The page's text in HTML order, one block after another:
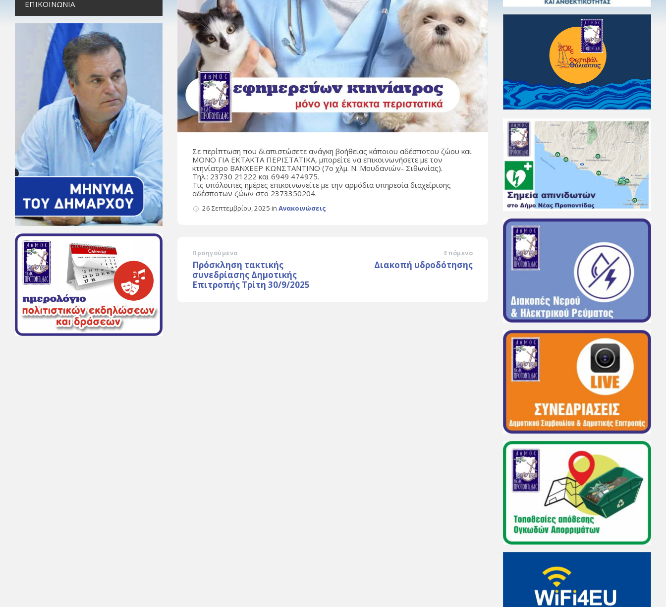
Σε περίπτωση που διαπιστώσετε ανάγκη βοήθειας κάποιου αδέσποτου ζώου και
ΜΟΝΟ ΓΙΑ ΕΚΤΑΚΤΑ ΠΕΡΙΣΤΑΤΙΚΑ, μπορείτε να επικοινωνήσετε με τον
κτηνίατρο ΒΑΝΧΕΕΡ ΚΩΝΣΤΑΝΤΙΝΟ (7ο χλμ. Ν. Μουδανιών- Σιθωνίας).
Τηλ.: 23730 21222 και 6949 474975.
Τις υπόλοιπες ημέρες επικοινωνείτε με την αρμόδια υπηρεσία διαχείρισης
αδέσποτων ζώων στο 2373350204.
26 Σεπτεμβρίου, 2025inΑνακοινώσεις
Προηγούμενο
Πρόσκληση τακτικής
συνεδρίασης Δημοτικής
Επιτροπής Τρίτη 30/9/2025
Επόμενο
Διακοπή υδροδότησης
ΕΠΙΚΟΙΝΩΝΊΑ